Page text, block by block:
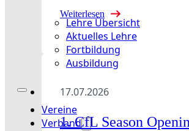
Lehre Übersicht
Aktuelles Lehre
Fortbildung
Ausbildung
Vereine
Verband
Weiterlesen
17.07.2026
1. CfL Season